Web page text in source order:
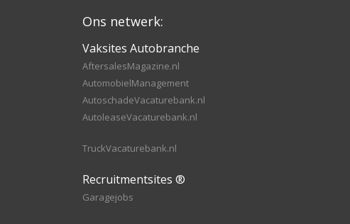
Ons netwerk:
Vaksites Autobranche
AftersalesMagazine.nl
AutomobielManagement
AutoschadeVacaturebank.nl
AutoleaseVacaturebank.nl
TruckVacaturebank.nl
Recruitmentsites ®
Garagejobs